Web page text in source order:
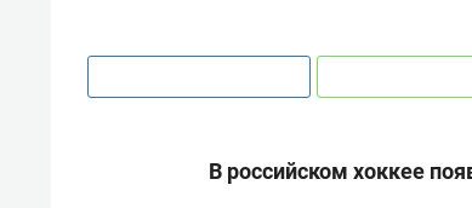
В российском хоккее